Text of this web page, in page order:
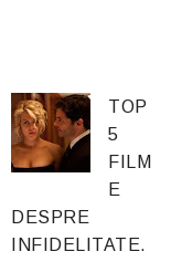
TOP
5
FILM
E
DESPRE
INFIDELITATE.